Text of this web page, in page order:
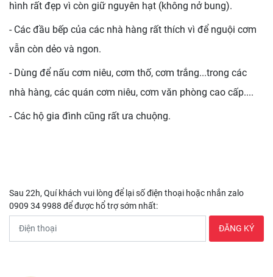
hình rất đẹp vì còn giữ nguyên hạt (không nở bung).
- Các đầu bếp của các nhà hàng rất thích vì để nguội cơm
vẫn còn dẻo và ngon.
- Dùng để nấu cơm niêu, cơm thố, cơm trắng...trong các
nhà hàng, các quán cơm niêu, cơm văn phòng cao cấp....
- Các hộ gia đình cũng rất ưa chuộng.
Sau 22h, Quí khách vui lòng để lại số điện thoại hoặc nhắn zalo
0909 34 9988 để được hổ trợ sớm nhất: